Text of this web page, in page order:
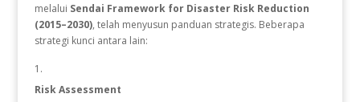
melalui Sendai Framework for Disaster Risk Reduction
(2015–2030), telah menyusun panduan strategis. Beberapa
strategi kunci antara lain:
Risk Assessment